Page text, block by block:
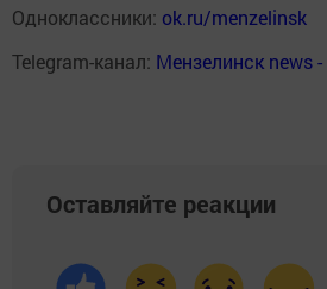
Одноклассники: ok.ru/menzelinsk
Telegram-канал: Мензелинск news
Оставляйте реакции